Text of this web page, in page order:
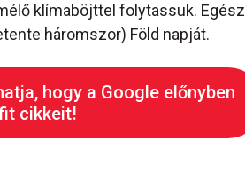
klímaböjttel folytassuk. Egész
háromszor) Föld napját.
hogy a Google előnyben
cikkeit!